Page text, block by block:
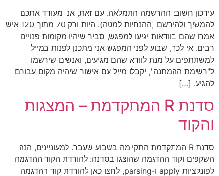
עידכון חשוב: ההרשמה התמלאה. עם זאת, אני מעודד אתכם
להמשיך ולהירשם (ההנחיות למטה). היות ורק 70 מתוך 120 איש
אמרו שהם בוודאות יגיעו למפגש, סביר שיהיו מקומות פנויים
רבים. אי לכך, שבוע לפני המפגש אני מתכנן לפנות במייל
למשתתפים על מנת לוודא שהם מגיעים, ואנשים שירשמו
ל"רשימת ההמתנה", יקבלו מייל עם אישור שיהיה מקום עבורם
להגיע. […]
סדנת R המתקדמת – המצגות
והקוד
סדנת R המתקדמת התקיימה בשבוע שעבר. למעוניינים, הנה
השקפים וקוד ההדגמה שהוצגו בסדנה: להורדת הקוד ההדגמה
לפונקציות apply ו-parsing, לחצו כאן להורדת קוד ההדגמה